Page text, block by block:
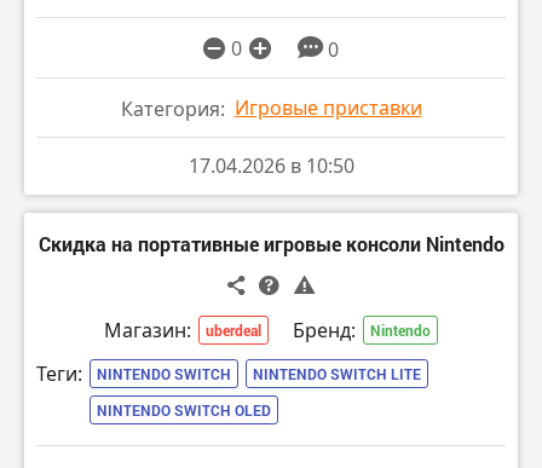
0 0
Категория: Игровые приставки
17.04.2026 в 10:50
Скидка на портативные игровые консоли Nintendo
Магазин: uberdeal Бренд: Nintendo
Теги: NINTENDO SWITCH
NINTENDO SWITCH LITE
NINTENDO SWITCH OLED